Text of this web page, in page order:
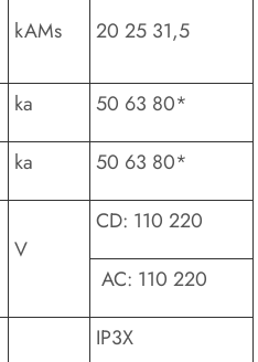
kAMs 20 25 31,5
ka 50 63 80*
ka 50 63 80*
V
CD: 110 220
AC: 110 220
IP3X